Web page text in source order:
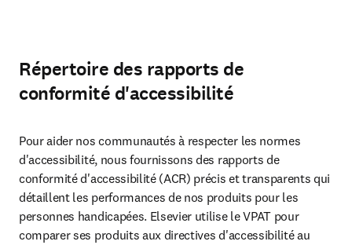
Répertoire des rapports de
conformité d'accessibilité
Pour aider nos communautés à respecter les normes
d'accessibilité, nous fournissons des rapports de
conformité d'accessibilité (ACR) précis et transparents qui
détaillent les performances de nos produits pour les
personnes handicapées. Elsevier utilise le VPAT pour
comparer ses produits aux directives d'accessibilité au